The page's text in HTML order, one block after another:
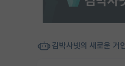
김박사넷의 새로운 거